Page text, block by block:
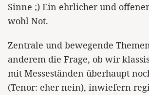
Sinne ;) Ein ehrlicher und
wohl Not.
Zentrale und bewegende
anderem die Frage, ob wir
mit Messeständen überhaupt
(Tenor: eher nein), inwiefern